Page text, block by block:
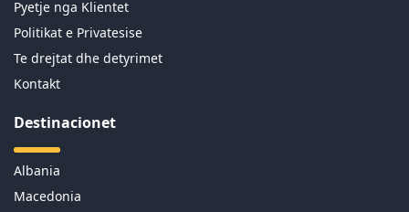
Pyetje nga Klientet
Politikat e Privatesise
Te drejtat dhe detyrimet
Kontakt
Destinacionet
Albania
Macedonia